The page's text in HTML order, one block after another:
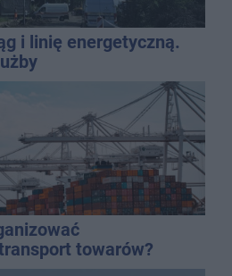
i linię energetyczną.
towarów?